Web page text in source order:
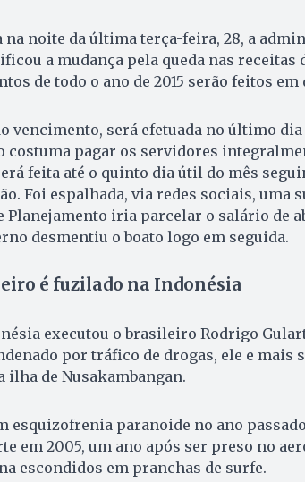
na noite da última terça-feira, 28, a
a mudança pela queda nas receitas
de todo o ano de 2015 serão feitos em
vencimento, será efetuada no último
costuma pagar os servidores
feita até o quinto dia útil do mês
Foi espalhada, via redes sociais, uma
Planejamento iria parcelar o salário de
desmentiu o boato logo em seguida.
é fuzilado na Indonésia
executou o brasileiro Rodrigo
por tráfico de drogas, ele e mais
ilha de Nusakambangan.
esquizofrenia paranoide no ano
em 2005, um ano após ser preso no
escondidos em pranchas de surfe.